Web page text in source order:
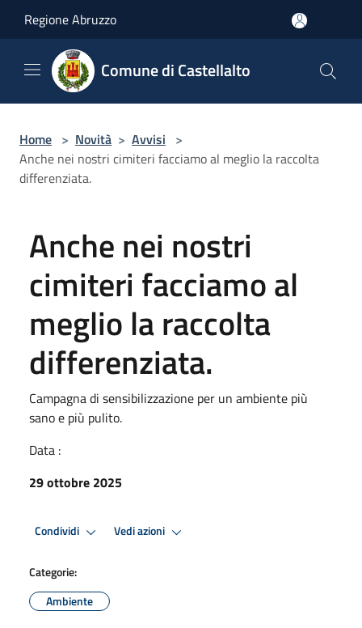
Regione Abruzzo
Comune di Castellalto
Home > Novità > Avvisi >
Anche nei nostri cimiteri facciamo al meglio la raccolta
differenziata.
Anche nei nostri
cimiteri facciamo al
meglio la raccolta
differenziata.
Campagna di sensibilizzazione per un ambiente più
sano e più pulito.
Data :
29 ottobre 2025
Condividi Vedi azioni
Categorie:
Ambiente